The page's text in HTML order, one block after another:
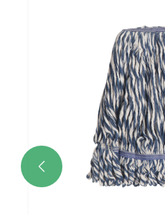
Vadrouille torsadée
Voir plus >>
